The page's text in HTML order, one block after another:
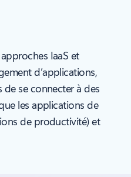
IaaS et
d’applications,
se connecter à des
les applications de
de productivité) et